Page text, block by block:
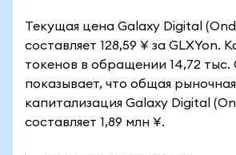
Текущая цена Galaxy Digital
составляет 128,59 ¥ за GLXYon.
токенов в обращении 14,72 тыс.
показывает, что общая рыночная
капитализация Galaxy Digital
составляет 1,89 млн ¥.